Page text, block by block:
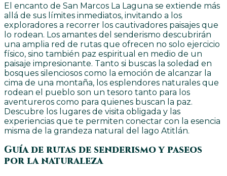
El encanto de San Marcos La Laguna se extiende más
allá de sus límites inmediatos, invitando a los
exploradores a recorrer los cautivadores paisajes que
lo rodean. Los amantes del senderismo descubrirán
una amplia red de rutas que ofrecen no solo ejercicio
físico, sino también paz espiritual en medio de un
paisaje impresionante. Tanto si buscas la soledad en
bosques silenciosos como la emoción de alcanzar la
cima de una montaña, los esplendores naturales que
rodean el pueblo son un tesoro tanto para los
aventureros como para quienes buscan la paz.
Descubre los lugares de visita obligada y las
experiencias que te permiten conectar con la esencia
misma de la grandeza natural del lago Atitlán.
Guía de rutas de senderismo y paseos
por la naturaleza